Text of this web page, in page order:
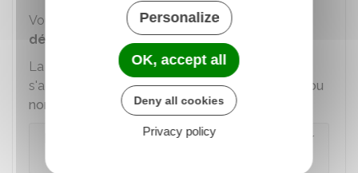
Vous devez
saisir la juridiction qui a rendu la
décision contestée.
La façon de faire opposition va différer selon s'il
s'agit d'une
procédure avec avocat obligatoire ou
non
Procédure avec représentation obligatoire par
Personalize
OK, accept all
Deny all cookies
Privacy policy